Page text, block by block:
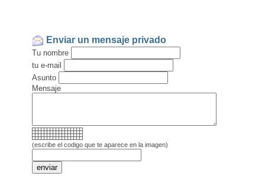
Enviar un mensaje privado
Tu nombre
tu e-mail
Asunto
Mensaje
(escribe el codigo que te aparece en la imagen)